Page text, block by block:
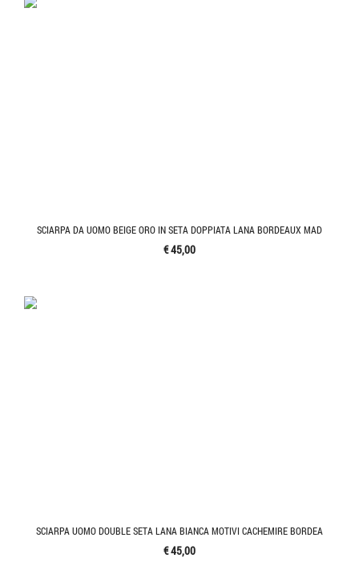
SCIARPA DA UOMO BEIGE ORO IN SETA DOPPIATA LANA BORDEAUX MAD
€ 45,00
SCIARPA UOMO DOUBLE SETA LANA BIANCA MOTIVI CACHEMIRE BORDEA
€ 45,00